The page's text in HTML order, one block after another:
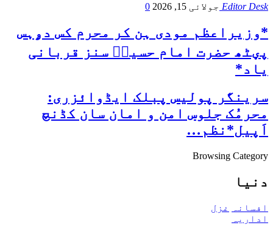
Editor Desk جولائی 15, 2026 0
*وزیراعظم مودی ہن کر محرم کس دۄہس
پؠٹھ حضرت امام حسینؑ سنز قربانی
یاد*
سرینگر پولیس پبلک ایڈوائزری:
محرمُک جلوس امن و امان سان کڈنچ
اَپیل*نظم…
Browsing Category
دنیا
افسانہ
غزل
اداریہ